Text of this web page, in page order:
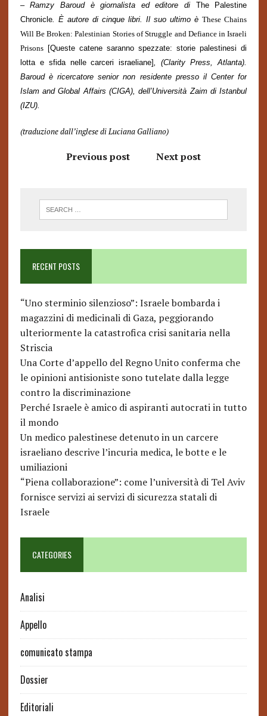
–Ramzy Baroud è giornalista ed editore di The Palestine
Chronicle. È autore di cinque libri. Il suo ultimo èThese Chains
Will Be Broken: Palestinian Stories of Struggle and Defiance in Israeli
Prisons[Queste catene saranno spezzate: storie palestinesi di
lotta e sfida nelle carceri israeliane], (Clarity Press, Atlanta).
Baroud è ricercatore senior non residente presso il Center for
Islam and Global Affairs (CIGA), dell’Università Zaim di Istanbul
(IZU).
(traduzione dall’inglese di Luciana Galliano)
Previous post Next post
RECENT POSTS
“Uno sterminio silenzioso”: Israele bombarda i
magazzini di medicinali di Gaza, peggiorando
ulteriormente la catastrofica crisi sanitaria nella
Striscia
Una Corte d’appello del Regno Unito conferma che
le opinioni antisioniste sono tutelate dalla legge
contro la discriminazione
Perché Israele è amico di aspiranti autocrati in tutto
il mondo
Un medico palestinese detenuto in un carcere
israeliano descrive l’incuria medica, le botte e le
umiliazioni
“Piena collaborazione”: come l’università di Tel Aviv
fornisce servizi ai servizi di sicurezza statali di
Israele
CATEGORIES
Analisi
Appello
comunicato stampa
Dossier
Editoriali